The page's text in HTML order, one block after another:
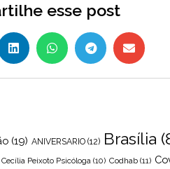
esse post
(19) ANIVERSARIO (12) Brasília
Cecília Peixoto Psicóloga (10) Codhab (11)